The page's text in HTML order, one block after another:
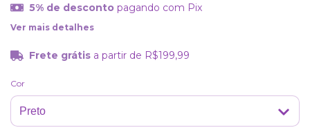
5% de desconto pagando com Pix
Ver mais detalhes
Frete grátis a partir de R$199,99
Cor